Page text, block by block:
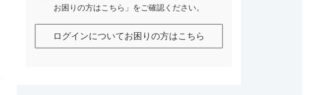
お困りの方はこちら」をご確認ください。
ログインについてお困りの方はこちら